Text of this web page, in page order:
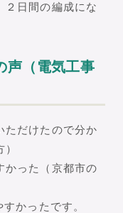
２日間の編成にな
声（電気工事
ただけたので分か
かった（京都市の
かったです。